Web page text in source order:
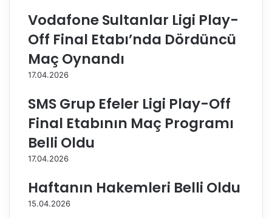
i
g
i
P
l
-
O
f
3
/
4
l
a
n
d
a
Vodafone Sultanlar Ligi Play-
Off Final Etabı’nda Dördüncü
Maç Oynandı
17.04.2026
SMS Grup Efeler Ligi Play-Off
Final Etabının Maç Programı
Belli Oldu
17.04.2026
Haftanın Hakemleri Belli Oldu
15.04.2026